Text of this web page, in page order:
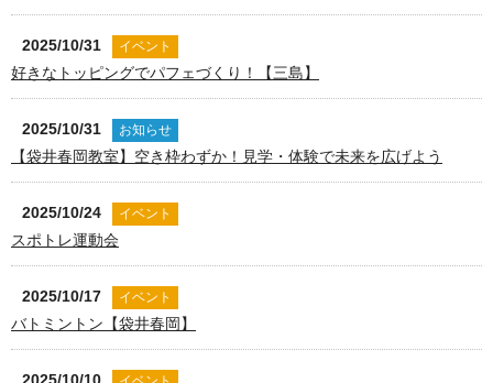
2025/10/31 イベント
好きなトッピングでパフェづくり！【三島】
2025/10/31 お知らせ
【袋井春岡教室】空き枠わずか！見学・体験で未来を広げよう
2025/10/24 イベント
スポトレ運動会
2025/10/17 イベント
バトミントン【袋井春岡】